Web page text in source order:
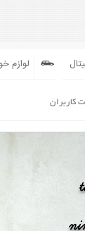
لوازم
کاربران